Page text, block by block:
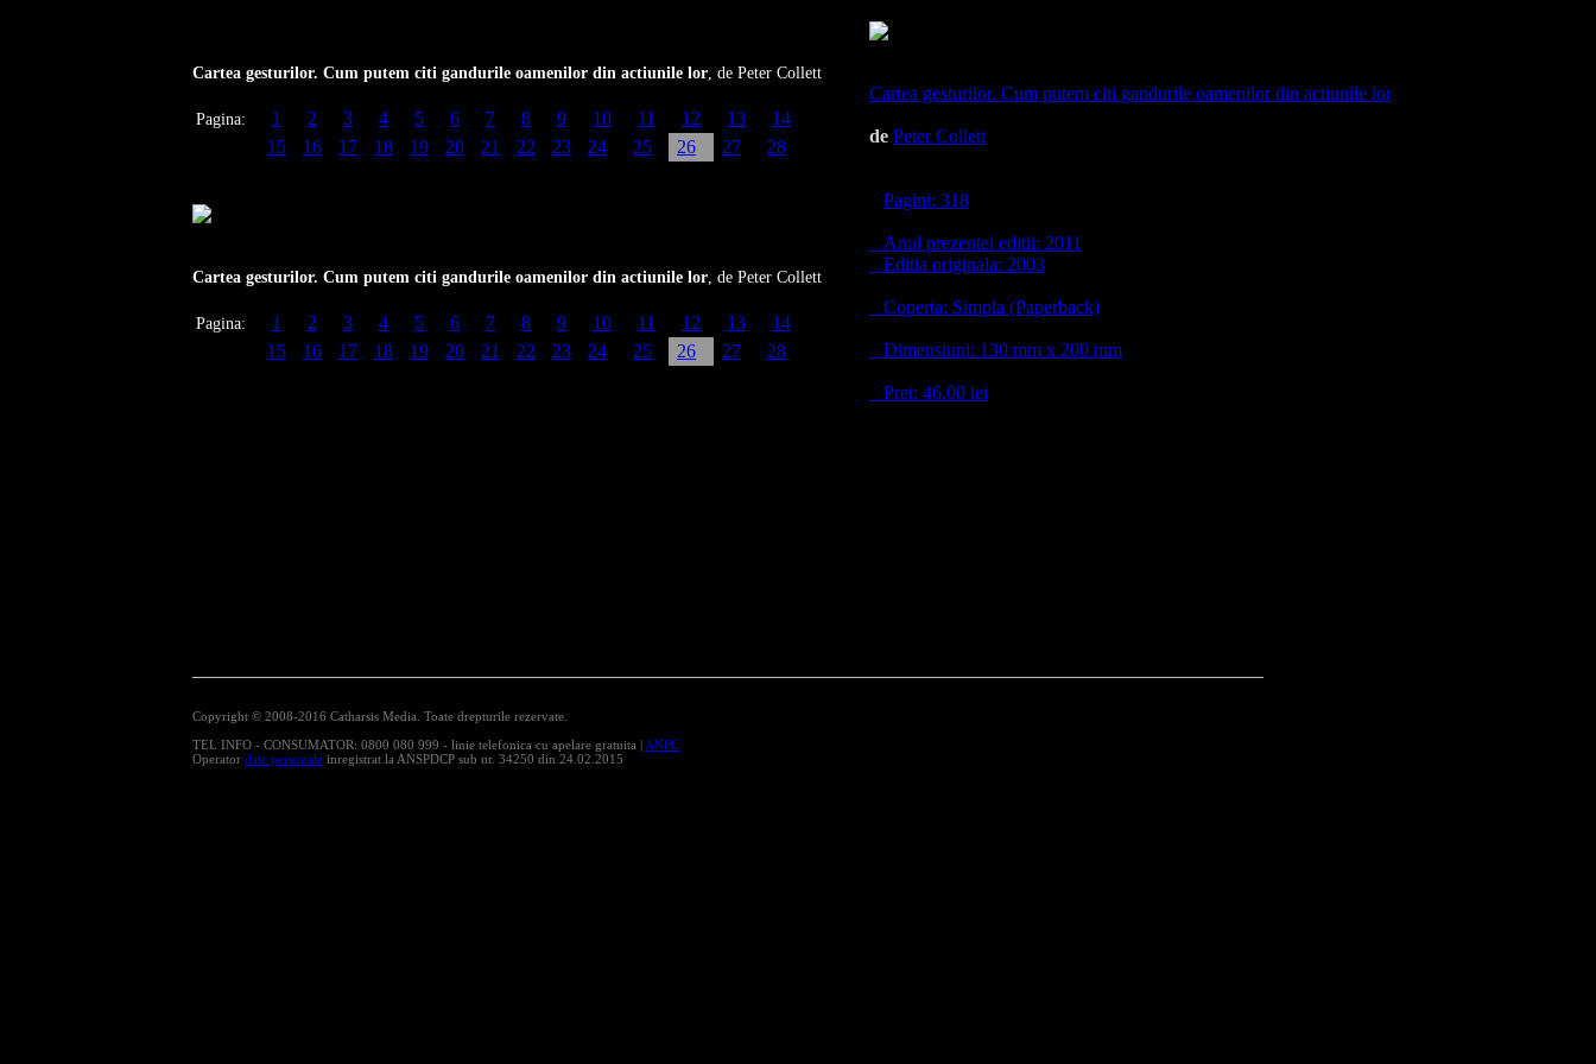
Cartea gesturilor. Cum putem citi gandurile oamenilor din actiunile lor, de Peter Collett
Pagina: 1 2 3 4 5 6 7 8 9 10 11 12 13
14
15
16 17 18 19 20 21 22 23 24 25 26 27 28
Cartea gesturilor. Cum putem citi gandurile oamenilor din actiunile lor, de Peter Collett
Pagina: 1 2 3 4 5 6 7 8 9 10 11 12 13
14
15
16 17 18 19 20 21 22 23 24 25 26 27 28
Cartea gesturilor. Cum putem citi gandurile oamenilor din actiunile lor
de Peter Collett
Pagini: 318
Anul prezentei editii: 2011
Editia originala: 2003
Coperta: Simpla (Paperback)
Dimensiuni: 130 mm x 200 mm
Pret: 46.00 lei
Copyright © 2008-2016 Catharsis Media. Toate drepturile rezervate.
TEL INFO - CONSUMATOR: 0800 080 999 - linie telefonica cu apelare gratuita | ANPC
Operator date personale inregistrat la ANSPDCP sub nr. 34250 din 24.02.2015